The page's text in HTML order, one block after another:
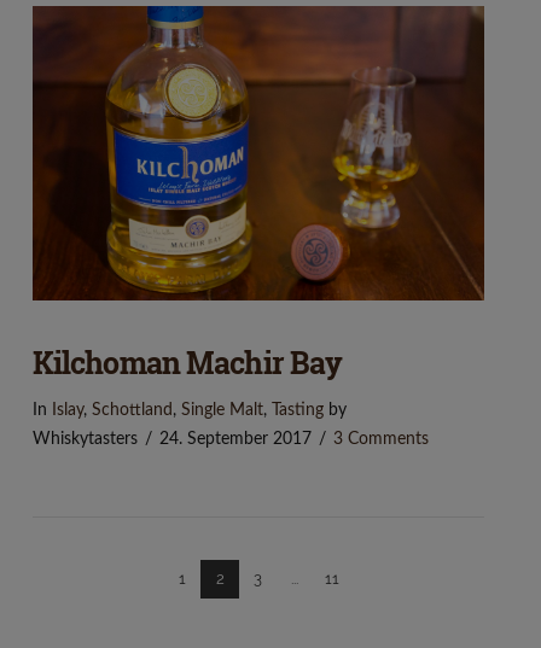
VIEW POST
Kilchoman Machir Bay
In Islay, Schottland , Single Malt, Tastingby
Whiskytasters
24. September 2017 3 Comments
1 2 3 ... 11